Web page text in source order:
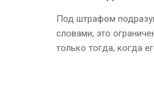
Под штрафом
словами, это
только тогда, когда